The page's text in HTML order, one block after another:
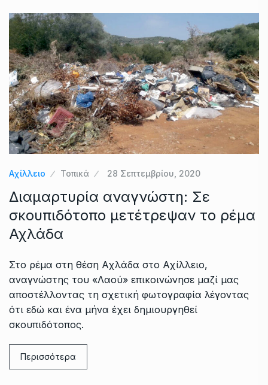
Αχίλλειο Τοπικά 28 Σεπτεμβρίου, 2020
Διαμαρτυρία αναγνώστη: Σε
σκουπιδότοπο μετέτρεψαν το ρέμα
Αχλάδα
Στο ρέμα στη θέση Αχλάδα στο Αχίλλειο,
αναγνώστης του «Λαού» επικοινώνησε μαζί μας
αποστέλλοντας τη σχετική φωτογραφία λέγοντας
ότι εδώ και ένα μήνα έχει δημιουργηθεί
σκουπιδότοπος.
Περισσότερα